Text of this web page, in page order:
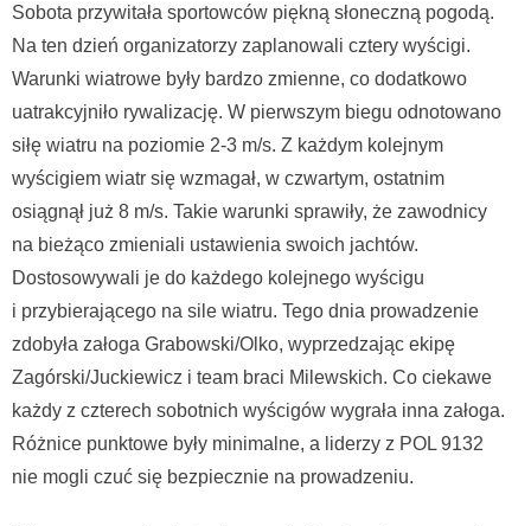
Sobota przywitała sportowców piękną słoneczną pogodą.
Na ten dzień organizatorzy zaplanowali cztery wyścigi.
Warunki wiatrowe były bardzo zmienne, co dodatkowo
uatrakcyjniło rywalizację. W pierwszym biegu odnotowano
siłę wiatru na poziomie 2-3 m/s. Z każdym kolejnym
wyścigiem wiatr się wzmagał, w czwartym, ostatnim
osiągnął już 8 m/s. Takie warunki sprawiły, że zawodnicy
na bieżąco zmieniali ustawienia swoich jachtów.
Dostosowywali je do każdego kolejnego wyścigu
i przybierającego na sile wiatru. Tego dnia prowadzenie
zdobyła załoga Grabowski/Olko, wyprzedzając ekipę
Zagórski/Juckiewicz i team braci Milewskich. Co ciekawe
każdy z czterech sobotnich wyścigów wygrała inna załoga.
Różnice punktowe były minimalne, a liderzy z POL 9132
nie mogli czuć się bezpiecznie na prowadzeniu.